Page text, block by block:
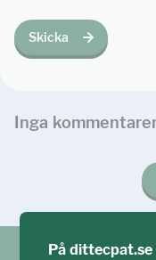
Skicka
Inga
På